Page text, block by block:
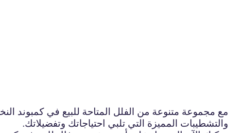
مع مجموعة متنوعة من الفلل المتاحة للبيع في كمبوند
والتشطيبات المميزة التي تلبي احتياجاتك وتفضيلاتك.